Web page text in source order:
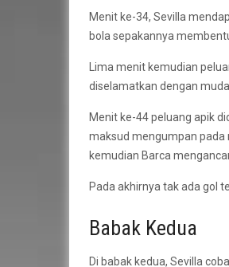
Menit ke-34, Sevilla
bola sepakannya
Lima menit kemudian
diselamatkan dengan
Menit ke-44 peluang apik
maksud mengumpan pada
kemudian Barca
Pada akhirnya tak ada gol
Babak Kedua
Di babak kedua, Sevilla